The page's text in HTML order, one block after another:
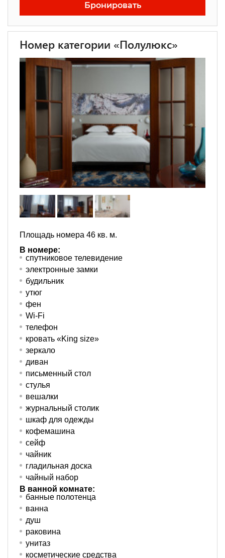
Бронировать
Номер категории «Полулюкс»
Площадь номера 46 кв. м.
В номере:
спутниковое телевидение
электронные замки
будильник
утюг
фен
Wi-Fi
телефон
кровать «King size»
зеркало
диван
письменный стол
стулья
вешалки
журнальный столик
шкаф для одежды
кофемашина
сейф
чайник
гладильная доска
чайный набор
В ванной комнате:
банные полотенца
ванна
душ
раковина
унитаз
косметические средства